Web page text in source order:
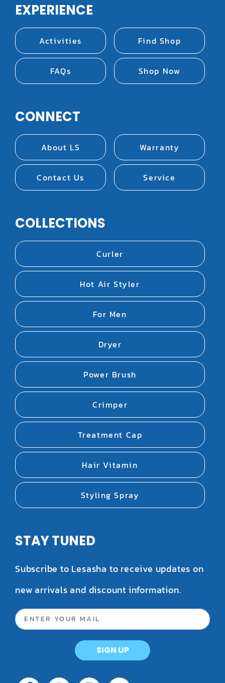
EXPERIENCE
Activities
FAQs
Find Shop
Shop Now
CONNECT
About LS
Contact Us
Warranty
Service
COLLECTIONS
Curler
Hot Air Styler
For Men
Dryer
Power Brush
Crimper
Treatment Cap
Hair Vitamin
Styling Spray
STAY TUNED
Subscribe to Lesasha to receive updates on
new arrivals and discount information.
SIGN UP